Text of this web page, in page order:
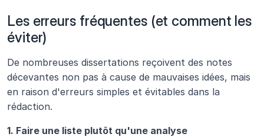
Les erreurs fréquentes (et comment les
éviter)
De nombreuses dissertations reçoivent des notes
décevantes non pas à cause de mauvaises idées, mais
en raison d'erreurs simples et évitables dans la
rédaction.
1. Faire une liste plutôt qu'une analyse